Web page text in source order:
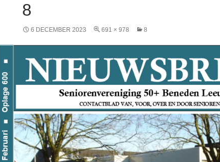
8
6 DECEMBER 2023 691 × 978 8